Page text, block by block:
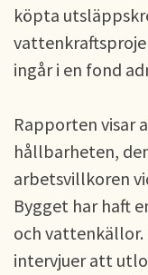
köpta
ingår i en fond
Rapporten visar
hållbarheten,
arbetsvillkoren
Bygget har haft
och
intervjuer att